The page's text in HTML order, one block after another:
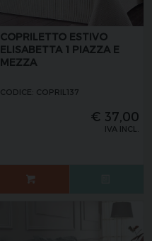
COPRILETTO ESTIVO
ELISABETTA 1 PIAZZA E
MEZZA
CODICE: COPRIL137
€ 37,00
IVA INCL.